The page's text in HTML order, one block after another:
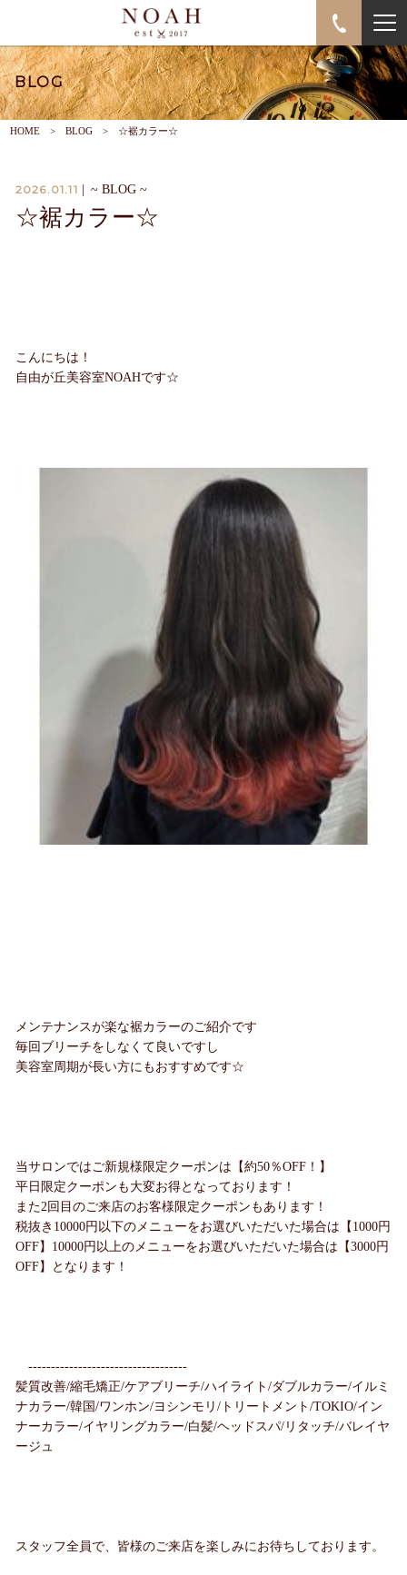
BLOG
HOME BLOG ☆裾カラー☆
2026.01.11 ~ BLOG ~
☆裾カラー☆
こんにちは！
自由が丘美容室NOAHです☆
メンテナンスが楽な裾カラーのご紹介です
毎回ブリーチをしなくて良いですし
美容室周期が長い方にもおすすめです☆
当サロンではご新規様限定クーポンは【約50％OFF！】
平日限定クーポンも大変お得となっております！
また2回目のご来店のお客様限定クーポンもあります！
税抜き10000円以下のメニューをお選びいただいた場合は【1000円
OFF】10000円以上のメニューをお選びいただいた場合は【3000円
OFF】となります！
-----------------------------------
髪質改善/縮毛矯正/ケアブリーチ/ハイライト/ダブルカラー/イルミ
ナカラー/韓国/ワンホン/ヨシンモリ/トリートメント/TOKIO/イン
ナーカラー/イヤリングカラー/白髪/ヘッドスパ/リタッチ/バレイヤ
ージュ
スタッフ全員で、皆様のご来店を楽しみにお待ちしております。